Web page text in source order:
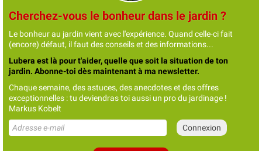
Cherchez-vous le bonheur dans le jardin ?
Le bonheur au jardin vient avec l'expérience. Quand celle-ci fait
(encore) défaut, il faut des conseils et des informations...
Lubera est là pour t'aider, quelle que soit la situation de ton
jardin. Abonne-toi dès maintenant à ma newsletter.
Chaque semaine, des astuces, des anecdotes et des offres
exceptionnelles : tu deviendras toi aussi un pro du jardinage !
Markus Kobelt